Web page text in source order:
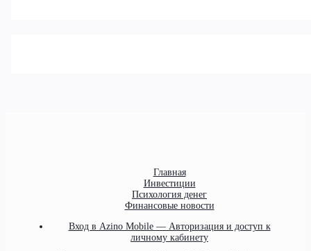
Главная
Инвестиции
Психология денег
Финансовые новости
Вход в Azino Mobile — Авторизация и доступ к
личному кабинету